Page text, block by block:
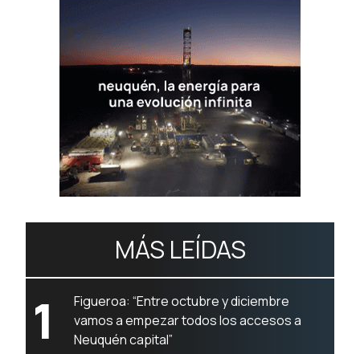
MÁS LEÍDAS
1
Figueroa: “Entre octubre y diciembre
vamos a empezar todos los accesos a
Neuquén capital”